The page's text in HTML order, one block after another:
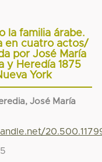
la familia árabe.
en cuatro actos/
por José María
y Heredía 1875
York
José María